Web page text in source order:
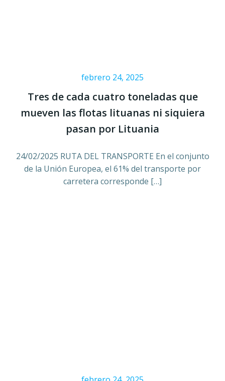
febrero 24, 2025
Tres de cada cuatro toneladas que
mueven las flotas lituanas ni siquiera
pasan por Lituania
24/02/2025 RUTA DEL TRANSPORTE En el conjunto
de la Unión Europea, el 61% del transporte por
carretera corresponde […]